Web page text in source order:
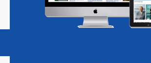
Magazine Podcasts